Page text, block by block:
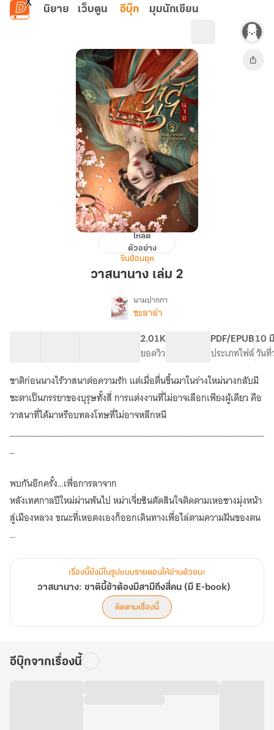
ข้ามไปยังเนื้อหาหลัก
นิยาย เว็บตูน อีบุ๊ก มุมนักเขียน
วาสนา
เล่ม
โหลด
ตัวอย่าง
จีนย้อนยุค
วาสนานาง เล่ม 2
เรื่อง
นาง:
ชาติ
นี้
ข้า
ต้อง
มี
สามี
ถึง
สี่
นามปากกา
ชะลาล่า
2.01K
ยอดวิว
PDF/EPUB
ประเภทไฟล์
10
วันที่
ชาติก่อนนางไร้วาสนาต่อความรัก แต่เมื่อตื่นขึ้นมาในร่างใหม่นางกลับมี
ชะตาเป็นภรรยาของบุรุษทั้งสี่ การแต่งงานที่ไม่อาจเลือกเพียงผู้เดียว คือ
วาสนาที่ได้มาหรือบทลงโทษที่ไม่อาจหลีกหนี
____________________________________________________
_
พบกันอีกครั้ง…เพื่อการลาจาก
หลังเทศกาลปีใหม่ผ่านพ้นไป หม่าเจี่ยซินตัดสินใจติดตามเหอชางมุ่งหน้า
สู่เมืองหลวง ขณะที่เหอตงเองก็ออกเดินทางเพื่อไล่ตามความฝันของตน
และไม่มีผู้ใดล่วงรู้ว่า…วันใดพวกเขาจึงจะได้หวนกลับมาพบกันอีกครั้ง
ส่วนความสัมพันธ์ระหว่างนางกับสามีอีกสองคนนั้น
ก็ยังคงเงียบงัน ราวกับรอคอยช่วงเวลาที่เหมาะสม ไม่มีผู้ใดรู้ว่ามันจะคืบ
___________________________________
เรื่องนี้ยังมีในรูปแบบรายตอนให้อ่านด้วยนะ
วาสนานาง: ชาตินี้ข้าต้องมีสามีถึงสี่คน (มี E-book)
ติดตามเรื่องนี้
อีบุ๊กจากเรื่องนี้